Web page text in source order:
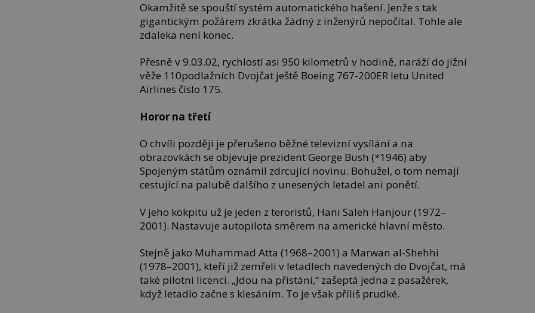
Okamžitě se spouští systém automatického hašení. Jenže s tak
gigantickým požárem zkrátka žádný z inženýrů nepočítal. Tohle ale
zdaleka není konec.
Přesně v 9.03.02, rychlostí asi 950 kilometrů v hodině, naráží do jižní
věže 110podlažních Dvojčat ještě Boeing 767-200ER letu United
Airlines číslo 175.
Horor na třetí
O chvíli později je přerušeno běžné televizní vysílání a na
obrazovkách se objevuje prezident George Bush (*1946) aby
Spojeným státům oznámil zdrcující novinu. Bohužel, o tom nemají
cestující na palubě dalšího z unesených letadel ani ponětí.
V jeho kokpitu už je jeden z teroristů, Hani Saleh Hanjour (1972–
2001). Nastavuje autopilota směrem na americké hlavní město.
Stejně jako Muhammad Atta (1968–2001) a Marwan al-Shehhi
(1978–2001), kteří již zemřeli v letadlech navedených do Dvojčat, má
také pilotní licenci. „Jdou na přistání,“ zašeptá jedna z pasažérek,
když letadlo začne s klesáním. To je však příliš prudké.